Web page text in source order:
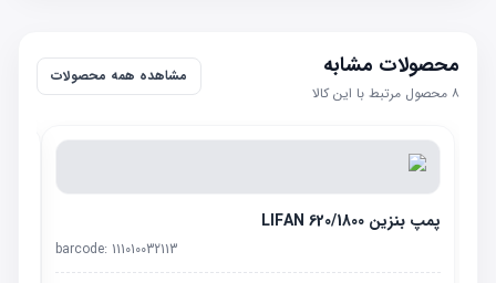
محصولات مشابه
۸ محصول مرتبط با این کالا
مشاهده همه محصولات
پمپ بنزین LIFAN 620/1800
barcode: 111010032113